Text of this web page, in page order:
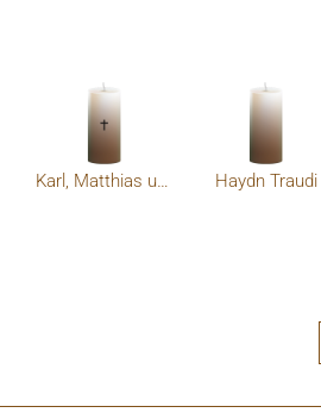
Karl, Matthias und Margit Heigl Haydn Traudi